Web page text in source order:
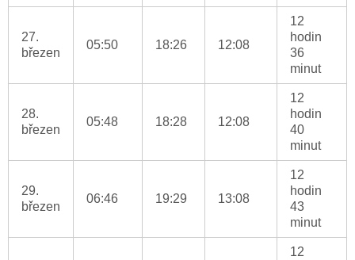
27.
březen
05:50 18:26 12:08
12
hodin
36
minut
28.
březen
05:48 18:28 12:08
12
hodin
40
minut
29.
březen
06:46 19:29 13:08
12
hodin
43
minut
12